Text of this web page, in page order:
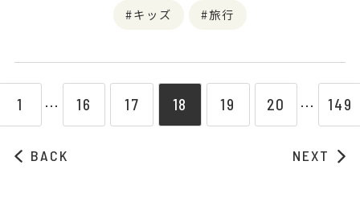
キッズ 旅行
BACK
1 ⋯ 16 17 18 19 20 ⋯ 149
NEXT